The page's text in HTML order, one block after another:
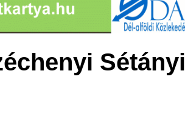
Sétányi